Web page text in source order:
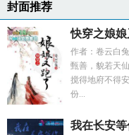
封面推荐
快穿之娘娘
作者：卷云白兔
甄善，貌若天
搅得地府不得
份...
我在长安等